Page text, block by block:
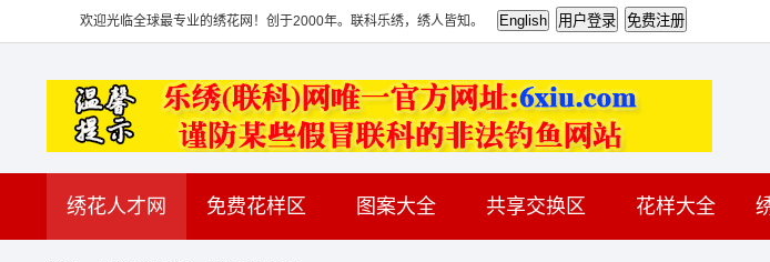
欢迎光临全球最专业的绣花网！创于2000年。联科乐绣，绣人皆知。
绣花人才网 免费花样区 图案大全 共享交换区 花样大全